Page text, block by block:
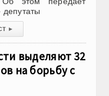
▸
выделяют 32
на борьбу с